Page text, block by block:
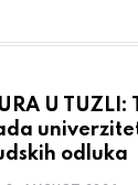
U
odluka